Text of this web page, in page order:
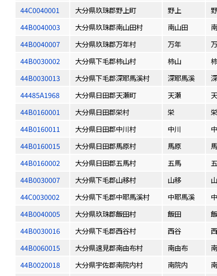
44C0040001
大分県玖珠郡野上町 野上
44B0040003
大分県玖珠郡南山田村 南山田
44B0040007
大分県玖珠郡万年村 万年
44B0030002
大分県下毛郡柿山村 柿山
44B0030013
大分県下毛郡深耶馬溪村 深耶馬溪
44485A1968
大分県日田郡天瀬町 天瀬
44B0160001
大分県日田郡栄村 栄
栄
44B0160011
大分県日田郡中川村 中川
44B0160015
大分県日田郡馬原村 馬原
44B0160002
大分県日田郡五馬村 五馬
44B0030007
大分県下毛郡山移村 山移
44C0030002
大分県下毛郡中耶馬溪村 中耶馬溪
44B0040005
大分県玖珠郡飯田村 飯田
44B0030016
大分県下毛郡西谷村 西谷
44B0060015
大分県速見郡南由布村 南由布
44B0020018
大分県宇佐郡南院内村 南院内